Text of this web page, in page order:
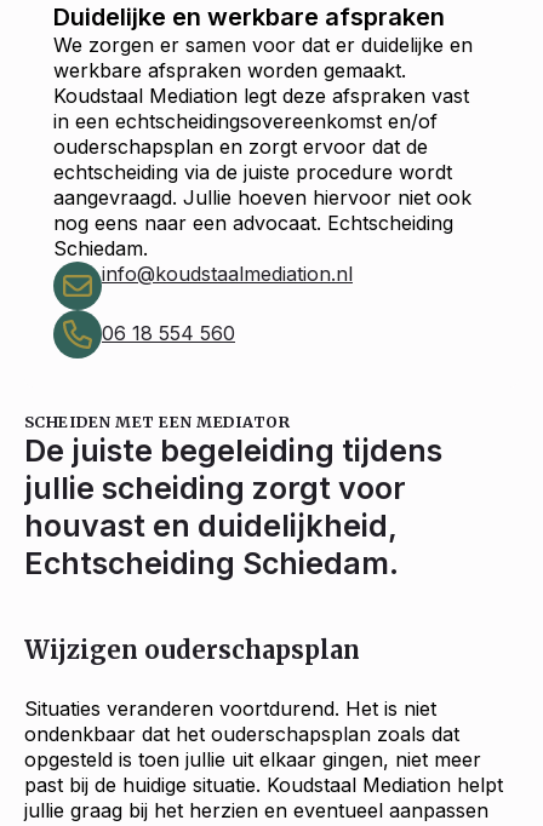
Duidelijke en werkbare afspraken
We zorgen er samen voor dat er duidelijke en
werkbare afspraken worden gemaakt.
Koudstaal Mediation legt deze afspraken vast
in een echtscheidingsovereenkomst en/of
ouderschapsplan en zorgt ervoor dat de
echtscheiding via de juiste procedure wordt
aangevraagd. Jullie hoeven hiervoor niet ook
nog eens naar een advocaat. Echtscheiding
Schiedam.
info@koudstaalmediation.nl
06 18 554 560
SCHEIDEN MET EEN MEDIATOR
De juiste begeleiding tijdens
jullie scheiding zorgt voor
houvast en duidelijkheid,
Echtscheiding Schiedam.
Wijzigen ouderschapsplan
Situaties veranderen voortdurend. Het is niet
ondenkbaar dat het ouderschapsplan zoals dat
opgesteld is toen jullie uit elkaar gingen, niet meer
past bij de huidige situatie. Koudstaal Mediation helpt
jullie graag bij het herzien en eventueel aanpassen